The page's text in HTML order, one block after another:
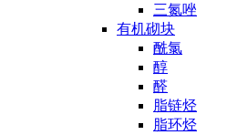
三氮唑
有机砌块
酰氯
醇
醛
脂链烃
脂环烃